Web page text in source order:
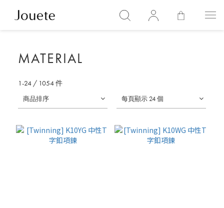
MATERIAL
1-24/ 1054件
商品排序 每頁顯示 24 個